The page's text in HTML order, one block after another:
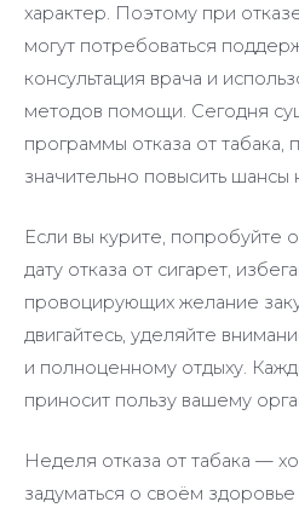
характер. Поэтому при
могут потребоваться
консультация врача и
методов помощи. Сегодня
программы отказа от
значительно повысить шансы
Если вы курите, попробуйте
дату отказа от сигарет,
провоцирующих желание
двигайтесь, уделяйте
и полноценному отдыху.
приносит пользу вашему
Неделя отказа от табака —
задуматься о своём